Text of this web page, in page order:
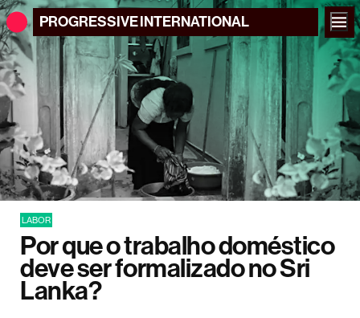
PROGRESSIVEINTERNATIONAL
LABOR
Por que o trabalho doméstico
deve ser formalizado no Sri
Lanka?